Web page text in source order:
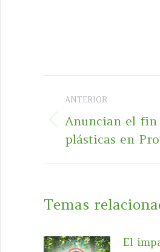
entre
ANTERIOR
Publicación
anterior:
Anuncian el fin
plásticas en
Temas
El